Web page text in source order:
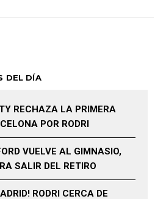
DEL DÍA
RECHAZA LA PRIMERA
POR RODRI
VUELVE AL GIMNASIO,
SALIR DEL RETIRO
RODRI CERCA DE